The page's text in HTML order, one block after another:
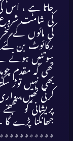
جاتا ہے ، اس
کی شامت
کی مائوں کے
رکائوٹ بن گئے
سوتنیں ہونے
تھی کہ مقدم
بھی نہیں توڑ
کرتی تھیں،
پریشانی کو
جھانکنا پڑے